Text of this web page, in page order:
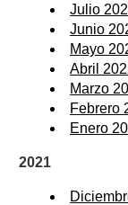
Julio
Junio
Mayo
Abril
Marzo
Febrero
Enero
2021